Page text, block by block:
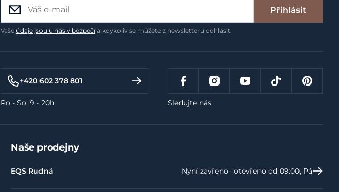
Přihlásit
Vaše údaje jsou u nás v bezpečía kdykoliv se můžete z newsletteru odhlásit.
+420 602 378 801
Po - So: 9 - 20h Sledujte nás
Naše prodejny
EQS Rudná Nyní zavřeno ‧ otevřeno od 09:00, Pá